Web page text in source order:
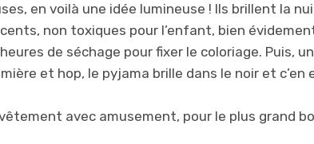
en voilà une idée lumineuse ! Ils brillent la
non toxiques pour l’enfant, bien
de séchage pour fixer le coloriage. Puis,
et hop, le pyjama brille dans le noir et c’en
avec amusement, pour le plus grand